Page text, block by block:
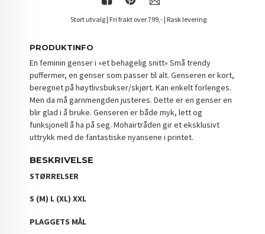
Stort utvalg | Fri frakt over 799,- | Rask levering
PRODUKTINFO
En feminin genser i «et behagelig snitt» Små trendy
puffermer, en genser som passer til alt. Genseren er kort,
beregnet på høytlivsbukser/skjørt. Kan enkelt forlenges.
Men da må garnmengden justeres. Dette er en genser en
blir glad i å bruke. Genseren er både myk, lett og
funksjonell å ha på seg. Mohairtråden gir et eksklusivt
uttrykk med de fantastiske nyansene i printet.
BESKRIVELSE
STØRRELSER
S (M) L (XL) XXL
PLAGGETS MÅL